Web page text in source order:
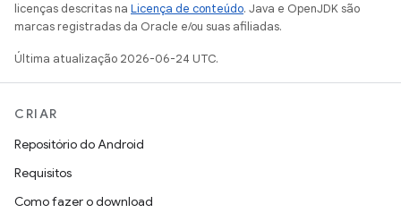
licenças descritas na Licença de conteúdo. Java e OpenJDK são
marcas registradas da Oracle e/ou suas afiliadas.
Última atualização 2026-06-24 UTC.
CRIAR
Repositório do Android
Requisitos
Como fazer o download